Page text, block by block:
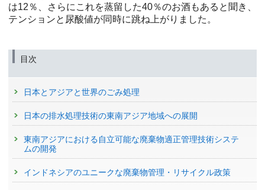
は12％、さらにこれを蒸留した40％のお酒もあると聞き、
テンションと尿酸値が同時に跳ね上がりました。
目次
日本とアジアと世界のごみ処理
日本の排水処理技術の東南アジア地域への展開
東南アジアにおける自立可能な廃棄物適正管理技術システ
ムの開発
インドネシアのユニークな廃棄物管理・リサイクル政策